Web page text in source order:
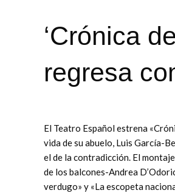
‘Crónica
regresa
El Teatro Español estrena
vida de su abuelo, Luis García-
el de la contradicción. El
de los balcones-Andrea
verdugo» y «La escopeta